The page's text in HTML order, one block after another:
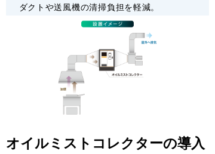
ダクトや送風機の清掃負担を軽減。
オイルミストコレクターの導入